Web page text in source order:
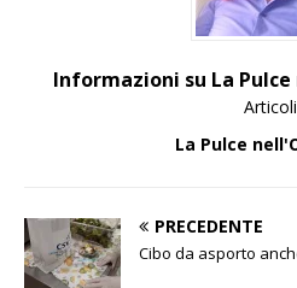
Informazioni su La
Articoli
La Pulce
PRECEDENTE
Cibo da asporto